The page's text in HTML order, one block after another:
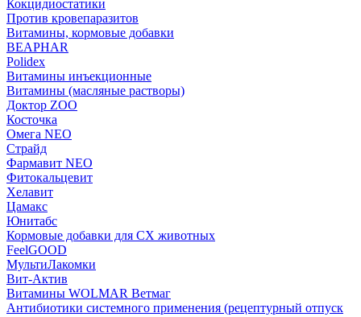
Кокцидиостатики
Против кровепаразитов
Витамины, кормовые добавки
BEAPHAR
Polidex
Витамины инъекционные
Витамины (масляные растворы)
Доктор ZOO
Косточка
Омега NEO
Страйд
Фармавит NEO
Фитокальцевит
Хелавит
Цамакс
Юнитабс
Кормовые добавки для СХ животных
FeelGOOD
МультиЛакомки
Вит-Актив
Витамины WOLMAR Ветмаг
Антибиотики системного применения (рецептурный отпуск